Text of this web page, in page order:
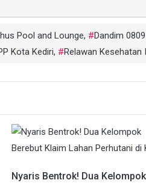
Pool and Lounge, Dandim
Kota Kediri, Relawan Kesehatan
Nyaris Bentrok! Dua Kelompok